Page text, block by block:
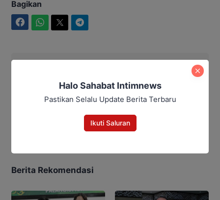
Bagikan
Maulana Kawit
Berita Rekomendasi
Halo Sahabat Intimnews
Pastikan Selalu Update Berita Terbaru
Ikuti Saluran